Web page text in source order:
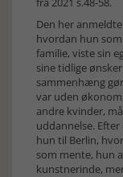
Den her
hvordan hun
familie, viste sin
sine tidlige
sammenhæng
var uden
andre kvinder,
uddannelse.
hun til Berlin,
som mente, hun
kunstnerinde,